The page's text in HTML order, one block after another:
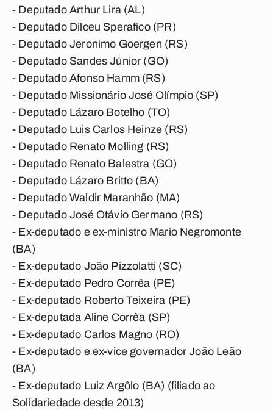
- Deputado Arthur Lira (AL)
- Deputado Dilceu Sperafico (PR)
- Deputado Jeronimo Goergen (RS)
- Deputado Sandes Júnior (GO)
- Deputado Afonso Hamm (RS)
- Deputado Missionário José Olímpio (SP)
- Deputado Lázaro Botelho (TO)
- Deputado Luis Carlos Heinze (RS)
- Deputado Renato Molling (RS)
- Deputado Renato Balestra (GO)
- Deputado Lázaro Britto (BA)
- Deputado Waldir Maranhão (MA)
- Deputado José Otávio Germano (RS)
- Ex-deputado e ex-ministro Mario Negromonte
(BA)
- Ex-deputado João Pizzolatti (SC)
- Ex-deputado Pedro Corrêa (PE)
- Ex-deputado Roberto Teixeira (PE)
- Ex-deputada Aline Corrêa (SP)
- Ex-deputado Carlos Magno (RO)
- Ex-deputado e ex-vice governador João Leão
(BA)
- Ex-deputado Luiz Argôlo (BA) (filiado ao
Solidariedade desde 2013)